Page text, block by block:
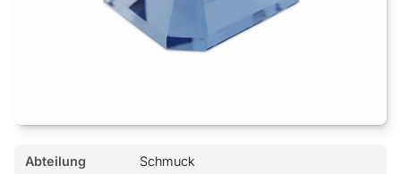
Abteilung Schmuck